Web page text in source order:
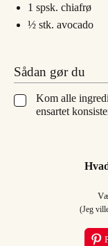
1 spsk. chiafrø
½ stk. avocado
Sådan gør du
▢
Kom alle
ensartet
(Jeg